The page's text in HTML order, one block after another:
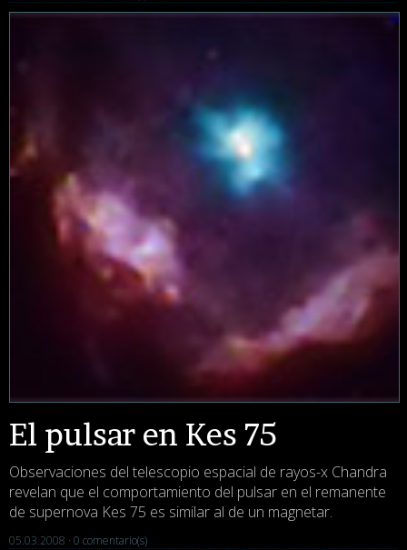
El pulsar en Kes 75
Observaciones del telescopio espacial de rayos-x Chandra
revelan que el comportamiento del pulsar en el remanente
de supernova Kes 75 es similar al de un magnetar.
05.03.2008 · 0 comentario(s)